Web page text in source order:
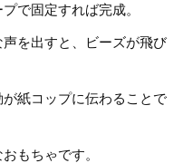
で固定すれば完成。
を出すと、ビーズが飛び
紙コップに伝わることで
もちゃです。